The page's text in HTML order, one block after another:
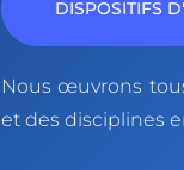
DISPOSITIFS
Nous œuvrons
et des disciplines